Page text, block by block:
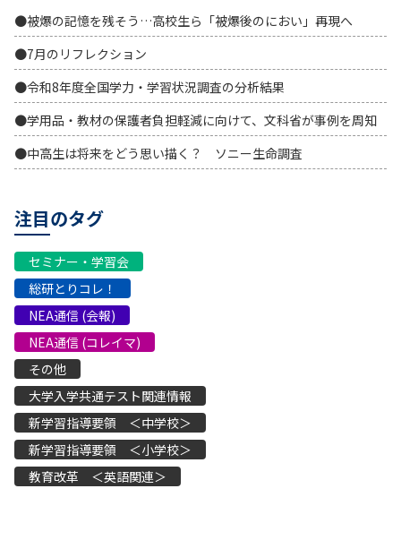
●被爆の記憶を残そう…高校生ら「被爆後のにおい」再現へ
●7月のリフレクション
●令和8年度全国学力・学習状況調査の分析結果
●学用品・教材の保護者負担軽減に向けて、文科省が事例を周知
●中高生は将来をどう思い描く？ ソニー生命調査
注目のタグ
セミナー・学習会
総研とりコレ！
NEA通信 (会報)
NEA通信 (コレイマ)
その他
大学入学共通テスト関連情報
新学習指導要領 ＜中学校＞
新学習指導要領 ＜小学校＞
教育改革 ＜英語関連＞